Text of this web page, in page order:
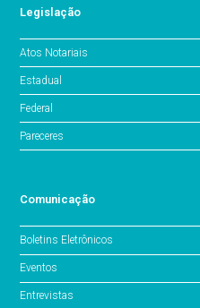
Legislação
Atos Notariais
Estadual
Federal
Pareceres
Comunicação
Boletins Eletrônicos
Eventos
Entrevistas